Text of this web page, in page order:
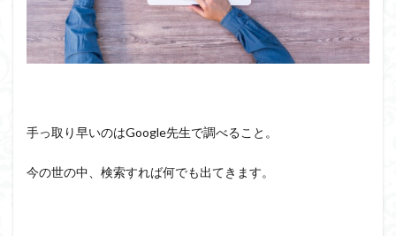
手っ取り早いのはGoogle先生で調べること。
今の世の中、検索すれば何でも出てきます。